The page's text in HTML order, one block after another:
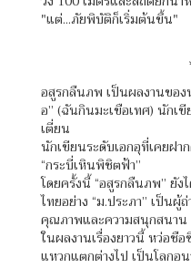
"แต่...ภัยพิบัติก็เริ่มต้นขึ้น"
อสูรกลืนภพ เป็นผลงานขอ
อ” (ฉันกินมะเขือเทศ) นักเ
เตี่ยน
นักเขียนระดับเอกอุที่เคยฝา
“กระบี่เหินพิชิตฟ้า”
โดยครั้งนี้ “อสูรกลืนภพ” ยั
ไทยอย่าง “ม.ประภา” เป็น
คุณภาพและความสนุกสนาน
ในผลงานเรื่องยาวนี้ หว่อชื
แหวกแตกต่างไป เป็นโลกอ